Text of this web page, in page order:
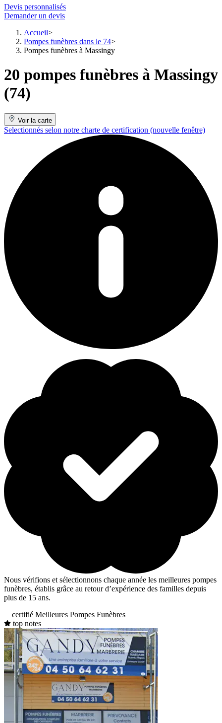
Devis personnalisés
Demander un devis
Accueil
Pompes funèbres dans le 74
Pompes funèbres à Massingy
20 pompes funèbres à Massingy
(74)
Voir la carte
Selectionnés selon notre charte de certification (nouvelle fenêtre)
Nous vérifions et sélectionnons chaque année les meilleures pompes
funèbres, établis grâce au retour d’expérience des familles depuis
plus de 15 ans.
certifié Meilleures Pompes Funèbres
top notes